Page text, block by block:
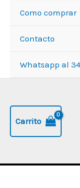
Como comprar
Contacto
Whatsapp al
Carrito